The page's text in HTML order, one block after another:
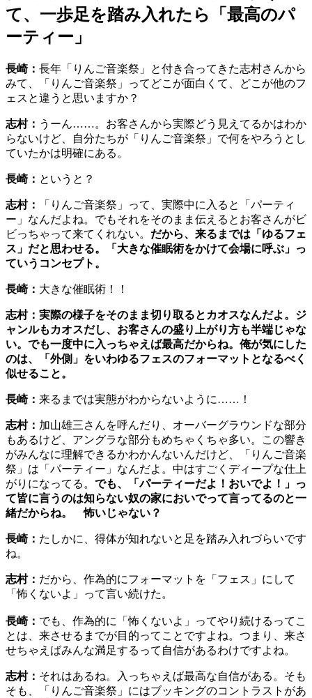
て、一歩足を踏み入れたら「最高のパ
ーティー」
長崎： 長年「りんご音楽祭」と付き合ってきた志村さんから
みて、「りんご音楽祭」ってどこが面白くて、どこが他のフ
ェスと違うと思いますか？
志村： うーん……。お客さんから実際どう見えてるかはわか
らないけど、自分たちが「りんご音楽祭」で何をやろうとし
ていたかは明確にある。
長崎： というと？
志村：
「りんご音楽祭」って、実際中に入ると「パーティ
ー」なんだよね。でもそれをそのまま伝えるとお客さんがビ
ビっちゃって来てくれない。 だから、来るまでは「ゆるフェ
ス」だと思わせる。「大きな催眠術をかけて会場に呼ぶ」っ
ていうコンセプト。
長崎： 大きな催眠術！！
志村：実際の様子をそのまま切り取るとカオスなんだよ。ジ
ャンルもカオスだし、お客さんの盛り上がり方も半端じゃな
い。でも一度中に入っちゃえば最高だからね。俺が気にした
のは、「外側」をいわゆるフェスのフォーマットとなるべく
似せること。
長崎： 来るまでは実態がわからないように……！
志村： 加山雄三さんを呼んだり、オーバーグラウンドな部分
もあるけど、アングラな部分もめちゃくちゃ多い。この響き
がみんなに理解できるかわかんないんだけど、「りんご音楽
祭」は「パーティー」なんだよ。中はすごくディープな仕上
がりになってる。 でも、「パーティーだよ！おいでよ！」っ
て皆に言うのは知らない奴の家においでって言ってるのと一
緒だからね。 怖いじゃない？
長崎： たしかに、得体が知れないと足を踏み入れづらいです
ね。
志村： だから、作為的にフォーマットを「フェス」にして
「怖くないよ」って言い続けた。
長崎： でも、作為的に「怖くないよ」ってやり続けるってこ
とは、来させるまでが目的ってことですよね。つまり、来さ
せちゃえばみんな満足するって自信があるわけですよね。
志村： それはあるね。入っちゃえば最高な自信がある。そも
そも、「りんご音楽祭」にはブッキングのコントラストがあ